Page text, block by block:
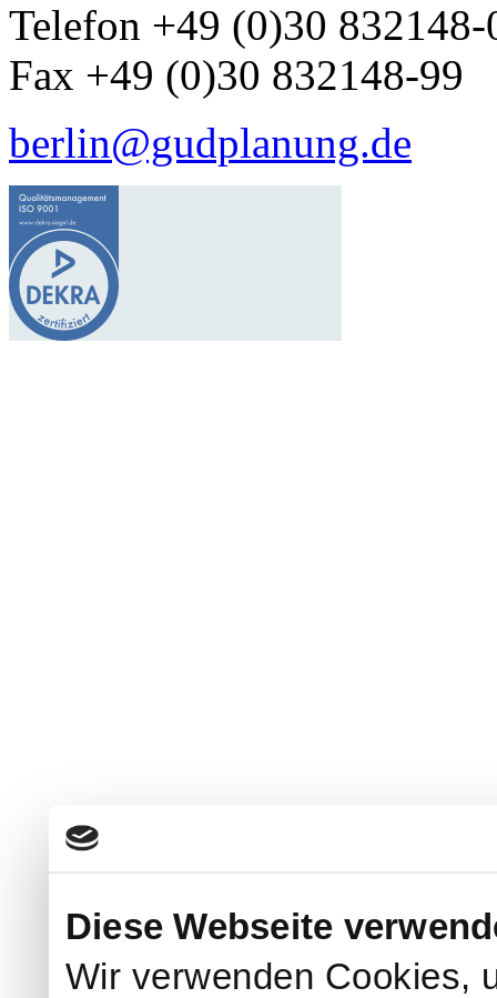
Diese Webseite
Wir verwenden Cookies,
Telefon +49 (0)30 832148-
Fax +49 (0)30 832148-99
berlin@gudplanung.de